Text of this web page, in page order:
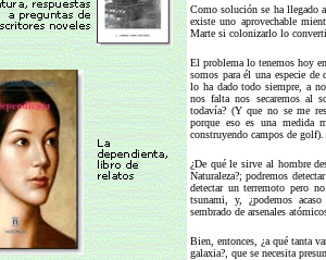
Como solución se ha llegado
existe uno aprovechable
Marte si colonizarlo lo
El problema lo tenemos hoy
somos para él una especie de
lo ha dado todo siempre, a
nos falta nos secaremos al
todavía? (Y que no se me
porque eso es una medida
construyendo campos de golf).
¿De qué le sirve al hombre
Naturaleza?; podremos
detectar un terremoto pero
tsunami, y, ¿podemos
sembrado de arsenales
Bien, entonces, ¿a qué tanta
galaxia?, que se necesita